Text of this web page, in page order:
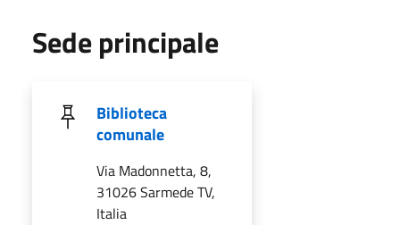
Sede principale
Biblioteca
comunale
Via Madonnetta, 8,
31026 Sarmede TV,
Italia